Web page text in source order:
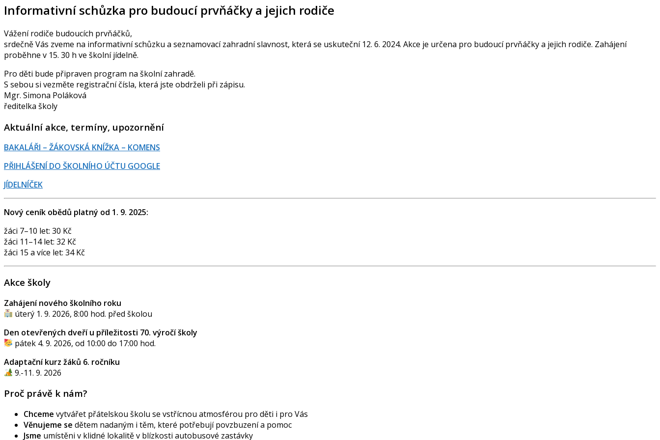
Informativní schůzka pro budoucí prvňáčky a jejich rodiče
Vážení rodiče budoucích prvňáčků,
srdečně Vás zveme na informativní schůzku a seznamovací zahradní slavnost, která se uskuteční 12. 6. 2024. Akce je určena pro budoucí prvňáčky a jejich rodiče. Zahájení
proběhne v 15. 30 h ve školní jídelně.
Pro děti bude připraven program na školní zahradě.
S sebou si vezměte registrační čísla, která jste obdrželi při zápisu.
Mgr. Simona Poláková
ředitelka školy
Aktuální akce, termíny, upozornění
BAKALÁŘI – ŽÁKOVSKÁ KNÍŽKA – KOMENS
PŘIHLÁŠENÍ DO ŠKOLNÍHO ÚČTU GOOGLE
JÍDELNÍČEK
Nový ceník obědů platný od 1. 9. 2025:
žáci 7–10 let: 30 Kč
žáci 11–14 let: 32 Kč
žáci 15 a více let: 34 Kč
Akce školy
Zahájení nového školního roku
úterý 1. 9. 2026, 8:00 hod. před školou
Den otevřených dveří u příležitosti 70. výročí školy
pátek 4. 9. 2026, od 10:00 do 17:00 hod.
Adaptační kurz žáků 6. ročníku
9.-11. 9. 2026
Proč právě k nám?
Chceme vytvářet přátelskou školu se vstřícnou atmosférou pro děti i pro Vás
Věnujeme se dětem nadaným i těm, které potřebují povzbuzení a pomoc
Jsme umístěni v klidné lokalitě v blízkosti autobusové zastávky